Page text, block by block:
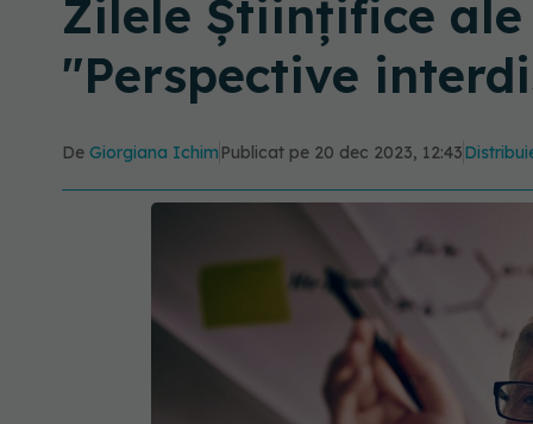
Zilele Științifice
"Perspective
De Giorgiana Ichim Publicat pe 20 dec 2023, 12:43